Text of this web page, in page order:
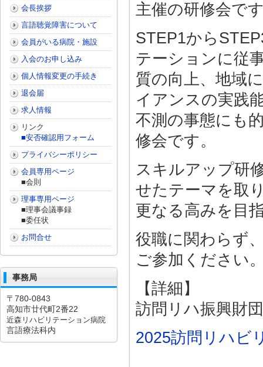
主催の研修会で
STEP1から
テーションに従
質の向上、地域
イアンスの実践
不測の事態にも
修会です。
スキルアップ研
せたテーマを取
更なる高みを目
役職に関わらず
ご参加ください
【詳細】
訪問リハ振興財
2025訪問リハビ
会長挨拶
言語聴覚障害について
会員がいる病院・施設
入会のお申し込み
個人情報変更の手続き
退会届
求人情報
リンク
■安否確認用フォーム
プライバシーポリシー
会員専用ページ
■会則
理事専用ページ
■理事会議事録
■委任状
お問合せ
事務局
〒780-0843
高知市廿代町2番22
近森リハビリテーション病院
言語療法科内